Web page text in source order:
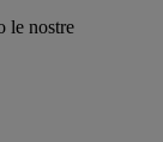
le nostre